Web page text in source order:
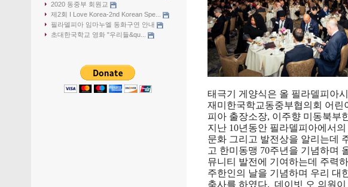
2020 동중부 회원교
제2회 I Love Korea-2nd Korean Spe...
필라델피아 임마누엘 동화구연 안내
초대한국학교 영화 "우리들&qu...
태극기 게양식은 올 필라델피아
재미한국학교동중부협의회 어린
피아 출장소장, 이주향 미동북부
지난 10년동안 필라델피아에서
문화 그리고 발전상을 알리는데
고 한미동맹 70주년을 기념하며
뮤니티 발전에 기여하는데 주력
주한인의 날을 기념하며 우리 대
축사를 하였다.  데이빗 오 의원